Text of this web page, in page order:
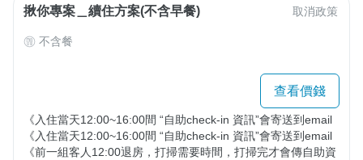
揪你專案＿續住方案(不含早餐) 取消政策
不含餐
查看價錢
《入住當天12:00~16:00間 “自助check-in 資訊”會寄送到email
《入住當天12:00~16:00間 “自助check-in 資訊”會寄送到email
《前一組客人12:00退房，打掃需要時間，打掃完才會傳自助資